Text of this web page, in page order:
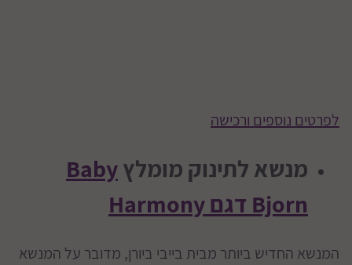
לפרטים נוספים ורכישה
מנשא לתינוק מומלץBaby
Bjorn דגם Harmony
המנשא החדיש ביותר מבית בייבי ביורן, מדובר על המנשא